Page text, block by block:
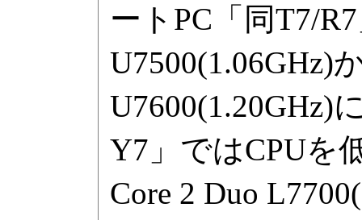
ートPC「同T7/
U7500(1.06GHz)
U7600(1.20GHz)
Y7」ではCPUを
Core 2 Duo